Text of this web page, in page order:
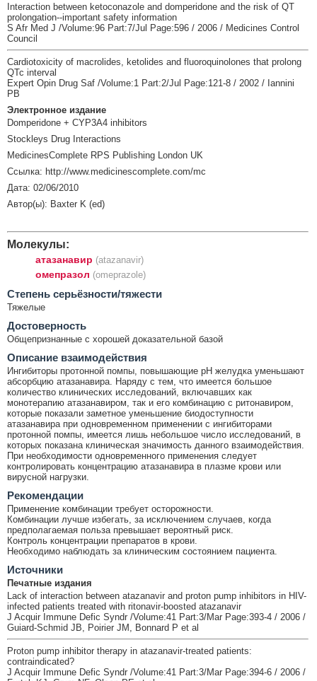
Interaction between ketoconazole and domperidone and the risk of QT
prolongation--important safety information
S Afr Med J /Volume:96 Part:7/Jul Page:596 / 2006 / Medicines Control
Council
Cardiotoxicity of macrolides, ketolides and fluoroquinolones that prolong
QTc interval
Expert Opin Drug Saf /Volume:1 Part:2/Jul Page:121-8 / 2002 / Iannini
PB
Электронное издание
Domperidone + CYP3A4 inhibitors
Stockleys Drug Interactions
MedicinesComplete RPS Publishing London UK
Ссылка: http://www.medicinescomplete.com/mc
Дата: 02/06/2010
Автор(ы): Baxter K (ed)
Молекулы:
атазанавир (atazanavir)
омепразол (omeprazole)
Cтепень серьёзности/тяжести
Тяжелые
Достоверность
Общепризнанные с хорошей доказательной базой
Описание взаимодействия
Ингибиторы протонной помпы, повышающие pH желудка уменьшают
абсорбцию атазанавира. Наряду с тем, что имеется большое
количество клинических исследований, включавших как
монотерапию атазанавиром, так и его комбинацию с ритонавиром,
которые показали заметное уменьшение биодоступности
атазанавира при одновременном применении с ингибиторами
протонной помпы, имеется лишь небольшое число исследований, в
которых показана клиническая значимость данного взаимодействия.
При необходимости одновременного применения следует
контролировать концентрацию атазанавира в плазме крови или
вирусной нагрузки.
Рекомендации
Применение комбинации требует осторожности.
Комбинации лучше избегать, за исключением случаев, когда
предполагаемая польза превышает вероятный риск.
Контроль концентрации препаратов в крови.
Необходимо наблюдать за клиническим состоянием пациента.
Источники
Печатные издания
Lack of interaction between atazanavir and proton pump inhibitors in HIV-
infected patients treated with ritonavir-boosted atazanavir
J Acquir Immune Defic Syndr /Volume:41 Part:3/Mar Page:393-4 / 2006 /
Guiard-Schmid JB, Poirier JM, Bonnard P et al
Proton pump inhibitor therapy in atazanavir-treated patients:
contraindicated?
J Acquir Immune Defic Syndr /Volume:41 Part:3/Mar Page:394-6 / 2006 /